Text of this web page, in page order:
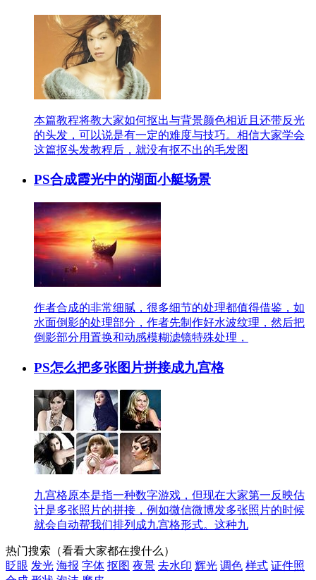
本篇教程将教大家如何抠出与背景颜色相近且还带反光
的头发，可以说是有一定的难度与技巧。相信大家学会
这篇抠头发教程后，就没有抠不出的毛发图
PS合成霞光中的湖面小艇场景
作者合成的非常细腻，很多细节的处理都值得借鉴，如
水面倒影的处理部分，作者先制作好水波纹理，然后把
倒影部分用置换和动感模糊滤镜特殊处理，
PS怎么把多张图片拼接成九宫格
九宫格原本是指一种数字游戏，但现在大家第一反映估
计是多张照片的拼接，例如微信微博发多张照片的时候
就会自动帮我们排列成九宫格形式。这种九
热门搜索 （看看大家都在搜什么）
眨眼 发光 海报 字体 抠图 夜景 去水印 辉光 调色 样式 证件照